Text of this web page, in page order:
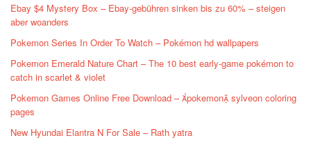
Ebay $4 Mystery Box – Ebay-gebühren sinken bis zu 60% – steigen
aber woanders
Pokemon Series In Order To Watch – Pokémon hd wallpapers
Pokemon Emerald Nature Chart – The 10 best early-game pokémon to
catch in scarlet & violet
Pokemon Games Online Free Download – pokemon sylveon coloring
pages
New Hyundai Elantra N For Sale – Rath yatra